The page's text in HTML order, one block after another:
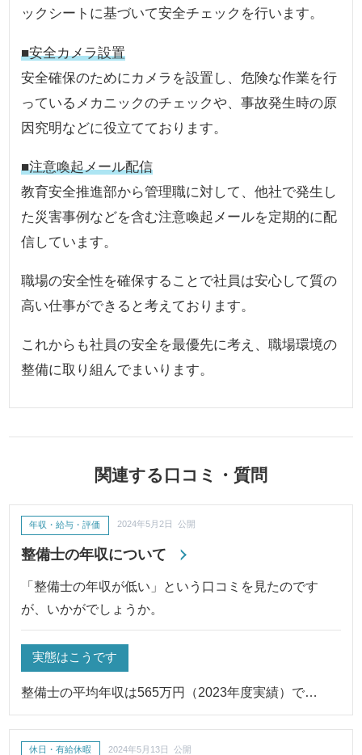
ックシートに基づいて安全チェックを行います。
■安全カメラ設置
安全確保のためにカメラを設置し、危険な作業を行
っているメカニックのチェックや、事故発生時の原
因究明などに役立てております。
■注意喚起メール配信
教育安全推進部から管理職に対して、他社で発生し
た災害事例などを含む注意喚起メールを定期的に配
信しています。
職場の安全性を確保することで社員は安心して質の
高い仕事ができると考えております。
これからも社員の安全を最優先に考え、職場環境の
整備に取り組んでまいります。
関連する口コミ・質問
整備士の年収について
年収・給与・評価 2024年5月2日 公開
「整備士の年収が低い」という口コミを見たのです
が、いかがでしょうか。
実態はこうです
整備士の平均年収は565万円（2023年度実績）で…
休日・有給休暇 2024年5月13日 公開